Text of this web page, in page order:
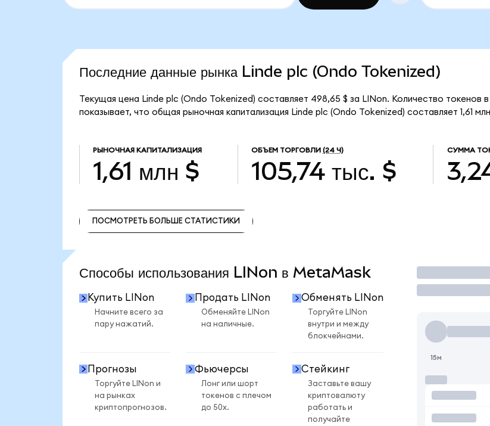
Последние данные рынка Linde plc (Ondo Tokenized)
Текущая цена Linde plc (Ondo Tokenized) составляет 498,65 $ за LINon. Количество токенов
показывает, что общая рыночная капитализация Linde plc (Ondo Tokenized) составляет 1,61
РЫНОЧНАЯ КАПИТАЛИЗАЦИЯ
1,61 млн $
ОБЪЕМ ТОРГОВЛИ (24 Ч)
105,74 тыс. $
СУММА
ПОСМОТРЕТЬ БОЛЬШЕ СТАТИСТИКИ
Способы использования LINon в MetaMask
Купить LINon
Начните всего за
пару нажатий.
Продать LINon
Обменяйте LINon
на наличные.
Обменять LINon
Торгуйте LINon
внутри и между
блокчейнами.
Прогнозы
Торгуйте LINon и
на рынках
криптопрогнозов.
Фьючерсы
Лонг или шорт
токенов с плечом
до 50x.
Стейкинг
Заставьте вашу
криптовалюту
работать и
получайте
Торговать
15м